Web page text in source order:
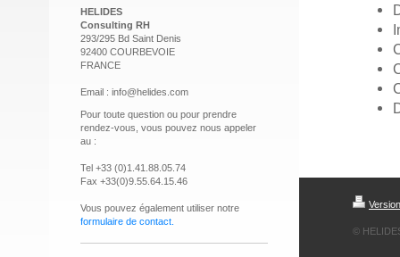
HELIDES
Consulting RH
293/295 Bd Saint Denis
92400 COURBEVOIE
FRANCE
Email : info@helides.com
Pour toute question ou pour prendre
rendez-vous, vous pouvez nous appeler
au :
Tel +33 (0)1.41.88.05.74
Fax +33(0)9.55.64.15.46
Vous pouvez également utiliser notre
formulaire de contact
©